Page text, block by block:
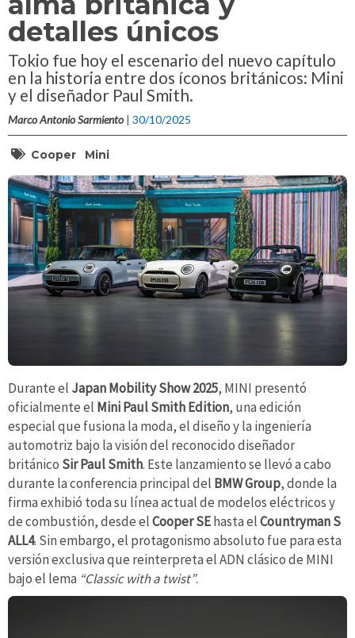
detalles únicos
Tokio fue hoy el escenario del nuevo capítulo
en la historia entre dos íconos británicos: Mini
y el diseñador Paul Smith.
Marco Antonio Sarmiento | 30/10/2025
Cooper Mini
Durante el Japan Mobility Show 2025, MINI presentó
oficialmente el Mini Paul Smith Edition, una edición
especial que fusiona la moda, el diseño y la ingeniería
automotriz bajo la visión del reconocido diseñador
británico Sir Paul Smith. Este lanzamiento se llevó a cabo
durante la conferencia principal del BMW Group, donde la
firma exhibió toda su línea actual de modelos eléctricos y
de combustión, desde elCooper SEhasta elCountryman S
ALL4. Sin embargo, el protagonismo absoluto fue para esta
versión exclusiva que reinterpreta el ADN clásico de MINI
bajo el lema “Classic with a twist”.